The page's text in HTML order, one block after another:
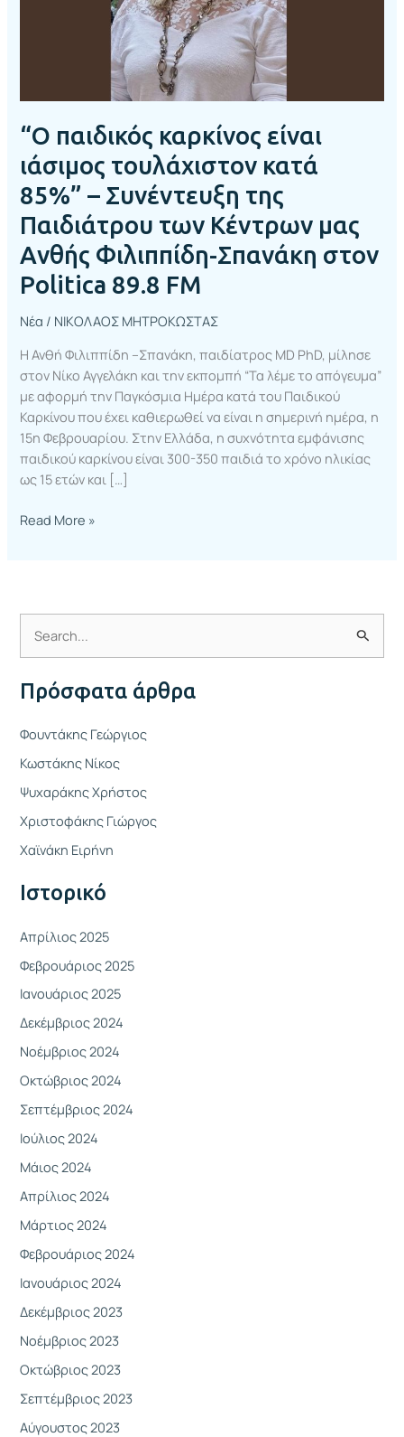
“Ο παιδικός καρκίνος είναι
ιάσιμος τουλάχιστον κατά
85%” – Συνέντευξη της
Παιδιάτρου των Κέντρων μας
Ανθής Φιλιππίδη-Σπανάκη στον
Politica 89.8 FM
Νέα / ΝΙΚΟΛΑΟΣ ΜΗΤΡΟΚΩΣΤΑΣ
Η Ανθή Φιλιππίδη –Σπανάκη, παιδίατρος MD PhD, μίλησε
στον Νίκο Αγγελάκη και την εκπομπή “Τα λέμε το απόγευμα”
με αφορμή την Παγκόσμια Ημέρα κατά του Παιδικού
Καρκίνου που έχει καθιερωθεί να είναι η σημερινή ημέρα, η
15η Φεβρουαρίου. Στην Ελλάδα, η συχνότητα εμφάνισης
παιδικού καρκίνου είναι 300-350 παιδιά το χρόνο ηλικίας
ως 15 ετών και […]
Κέντρων
μας
Ανθής
Φιλιππίδη-
Σπανάκη
Politica
89.8
Read More »
ν
α
ή
τ
η
σ
η
ι
Πρόσφατα άρθρα
Φουντάκης Γεώργιος
Κωστάκης Νίκος
Ψυχαράκης Χρήστος
Χριστοφάκης Γιώργος
Χαϊνάκη Ειρήνη
Ιστορικό
Απρίλιος 2025
Φεβρουάριος 2025
Ιανουάριος 2025
Δεκέμβριος 2024
Νοέμβριος 2024
Οκτώβριος 2024
Σεπτέμβριος 2024
Ιούλιος 2024
Μάιος 2024
Απρίλιος 2024
Μάρτιος 2024
Φεβρουάριος 2024
Ιανουάριος 2024
Δεκέμβριος 2023
Νοέμβριος 2023
Οκτώβριος 2023
Σεπτέμβριος 2023
Αύγουστος 2023